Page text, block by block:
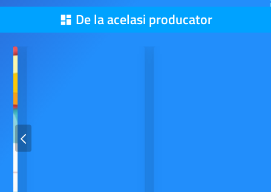
De la acelasi producator